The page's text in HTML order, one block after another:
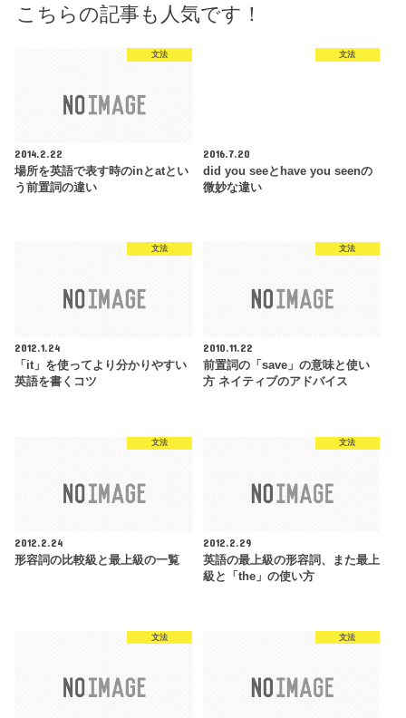
こちらの記事も人気です！
文法
2014.2.22
場所を英語で表す時のinとatとい
う前置詞の違い
文法
2016.7.20
did you seeとhave you seenの
微妙な違い
文法
2012.1.24
「it」を使ってより分かりやすい
英語を書くコツ
文法
2010.11.22
前置詞の「save」の意味と使い
方 ネイティブのアドバイス
文法
2012.2.24
形容詞の比較級と最上級の一覧
文法
2012.2.29
英語の最上級の形容詞、また最上
級と「the」の使い方
文法 文法